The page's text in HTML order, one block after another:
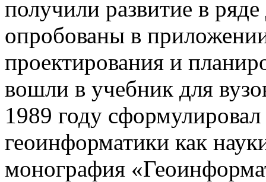
получили развитие в
опробованы в
проектирования и
вошли в учебник для
1989 году
геоинформатики как
монография